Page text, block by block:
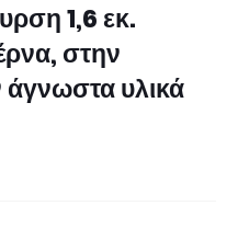
1,6 εκ.
στην
υλικά